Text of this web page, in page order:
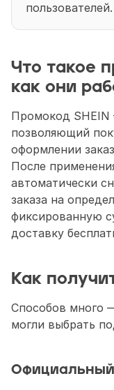
пользователей.
Что такое
как они
Промокод
позволяющий
оформлении
После
автоматически
заказа на
фиксированную
доставку
Как
Способов много
могли выбрать
Официальный